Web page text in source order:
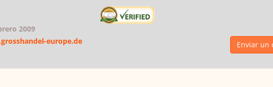
2009
europe.de Enviar un